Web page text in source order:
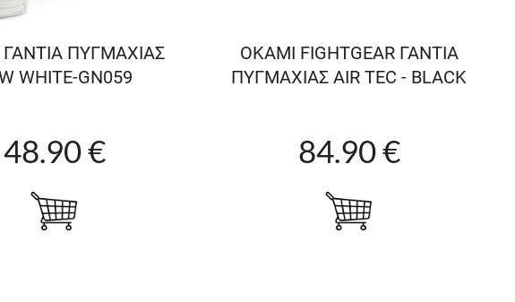
ΓΑΝΤΙΑ ΠΥΓΜΑΧΙΑΣ
WHITE-GN059
48.90 €
OKAMI FIGHTGEAR ΓΑΝΤΙΑ
ΠΥΓΜΑΧΙΑΣ AIR TEC - BLACK
84.90 €